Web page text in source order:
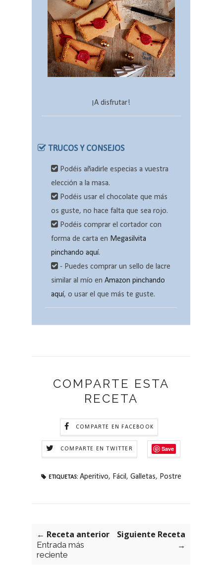
¡A disfrutar!
TRUCOS Y CONSEJOS
Podéis añadirle especias a vuestra
elección a la masa.
Podéis usar el chocolate que más
os guste, no hace falta que sea rojo.
Podéis comprar el cortador con
forma de carta en Megasilvita
pinchando aquí.
- Puedes comprar un sello de lacre
similar al mío en Amazon pinchando
aquí, o usar el que más te guste.
COMPARTE ESTA
RECETA
COMPARTE EN FACEBOOK
COMPARTE EN TWITTER Save
ETIQUETAS: Aperitivo, Fácil , Galletas, Postre
← Receta anterior
Entrada más
reciente
Siguiente Receta
→